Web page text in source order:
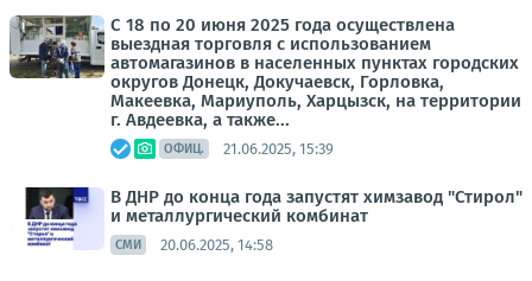
С 18 по 20 июня 2025 года осуществлена
выездная торговля с использованием
автомагазинов в населенных пунктах городских
округов Донецк, Докучаевск, Горловка,
Макеевка, Мариуполь, Харцызск, на территории
г. Авдеевка, а также...
ОФИЦ. 21.06.2025, 15:39
В ДНР до конца года запустят химзавод "Стирол"
и металлургический комбинат
СМИ 20.06.2025, 14:58